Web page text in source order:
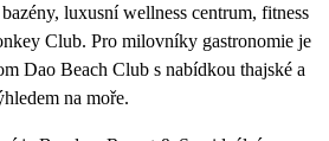
luxusní wellness centrum, fitness
Club. Pro milovníky gastronomie je
Dao Beach Club s nabídkou thajské a
na moře.